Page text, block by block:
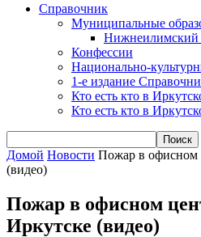
Справочник
Муниципальные
Нижнеилимский
Конфессии
Национально-
1-е издание
Кто есть кто в
Кто есть кто в
Домой Новости Пожар в офисном
(видео)
Пожар в офисном
Иркутске (видео)